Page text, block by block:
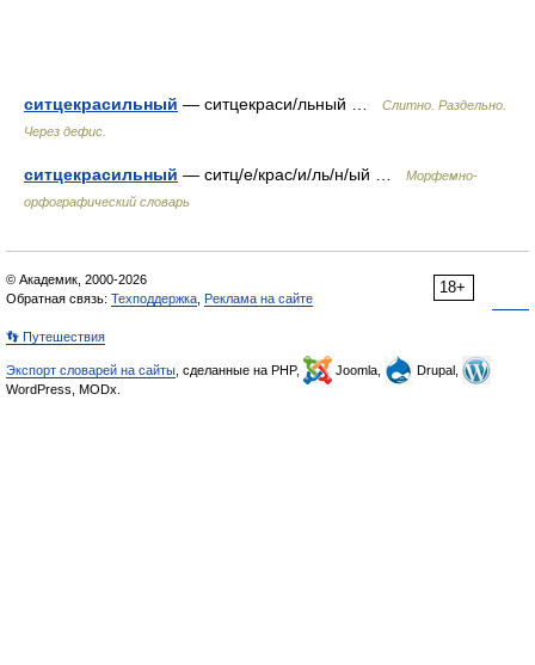
ситцекрасильный — ситцекраси/льный …
Слитно. Раздельно.
Через дефис.
ситцекрасильный — ситц/е/крас/и/ль/н/ый …
Морфемно-
орфографический словарь
18+
© Академик, 2000-2026
Обратная связь: Техподдержка Реклама на сайте
👣 Путешествия
Экспорт словарей на сайты , сделанные на PHP, Joomla,
Drupal,
WordPress, MODx.